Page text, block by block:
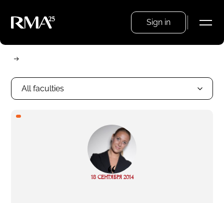
Sign in
All faculties
“
18 СЕНТЯБРЯ 2014